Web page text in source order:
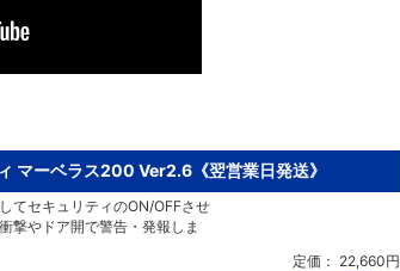
マーベラス200 Ver2.6《翌営業日発送》
てセキュリティのON/OFFさせ
撃やドア開で警告・発報しま
定価： 22,660円